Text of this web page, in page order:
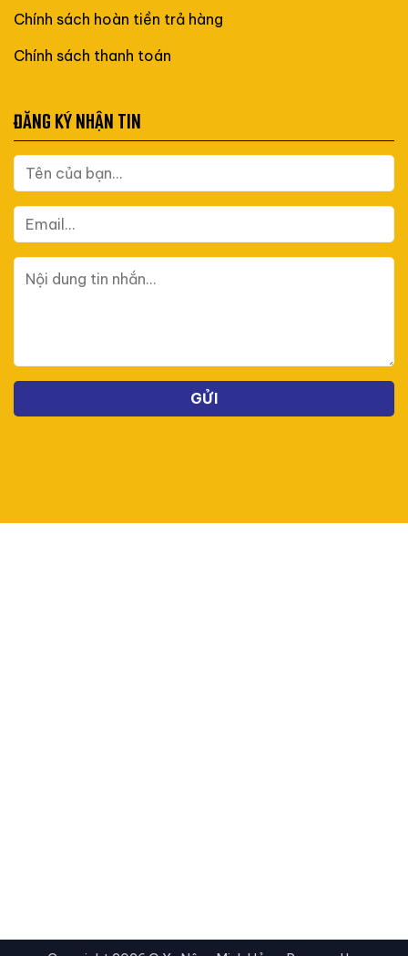
Chính sách hoàn tiền trả hàng
Chính sách thanh toán
ĐĂNG KÝ NHẬN TIN